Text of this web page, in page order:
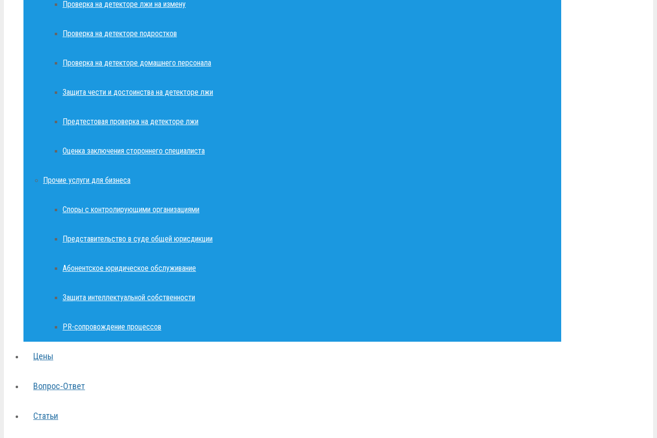
Проверка на детекторе лжи на измену
Проверка на детекторе подростков
Проверка на детекторе домашнего персонала
Защита чести и достоинства на детекторе лжи
Предтестовая проверка на детекторе лжи
Оценка заключения стороннего специалиста
Прочие услуги для бизнеса
Споры с контролирующими организациями
Представительство в суде общей юрисдикции
Абонентское юридическое обслуживание
Защита интеллектуальной собственности
PR-сопровождение процессов
Цены
Вопрос-Ответ
Статьи